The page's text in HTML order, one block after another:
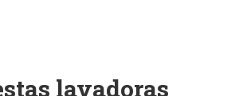
lavadoras